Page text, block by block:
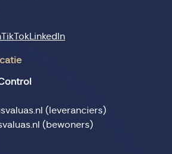
TikTokLinkedIn
(leveranciers)
(bewoners)